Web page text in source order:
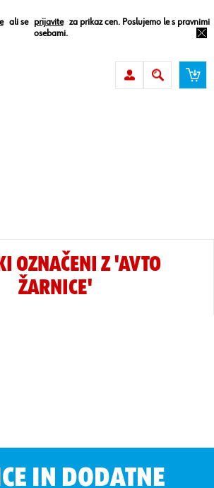
ali se prijavite
za prikaz cen. Poslujemo le s pravnimi
osebami.
OZNAČENI Z 'AVTO
ŽARNICE'
IN DODATNE